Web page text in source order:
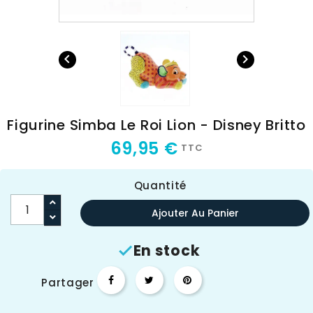
 
Figurine Simba Le Roi Lion - Disney Britto
69,95 € TTC
Quantité
Ajouter Au Panier
En stock
Partager